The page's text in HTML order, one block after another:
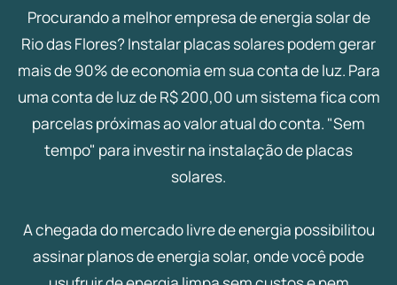
Procurando a melhor empresa de energia solar de
Rio das Flores? Instalar placas solares podem gerar
mais de 90% de economia em sua conta de luz. Para
uma conta de luz de R$ 200,00 um sistema fica com
parcelas próximas ao valor atual do conta. "Sem
tempo" para investir na instalação de placas
solares.
A chegada do mercado livre de energia possibilitou
assinar planos de energia solar, onde você pode